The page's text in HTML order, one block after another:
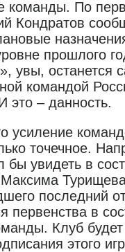
команды. По
Кондратов
прошлого
увы, останется
командой
это – данность.
усиление
точечное.
бы увидеть в
последний
первенства в
Клуб будет
этого